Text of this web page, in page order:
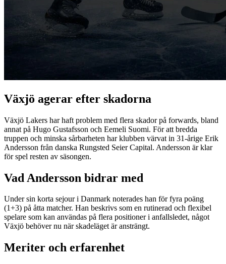
Växjö agerar efter skadorna
Växjö Lakers har haft problem med flera skador på forwards, bland
annat på Hugo Gustafsson och Eemeli Suomi. För att bredda
truppen och minska sårbarheten har klubben värvat in 31-årige Erik
Andersson från danska Rungsted Seier Capital. Andersson är klar
för spel resten av säsongen.
Vad Andersson bidrar med
Under sin korta sejour i Danmark noterades han för fyra poäng
(1+3) på åtta matcher. Han beskrivs som en rutinerad och flexibel
spelare som kan användas på flera positioner i anfallsledet, något
Växjö behöver nu när skadeläget är ansträngt.
Meriter och erfarenhet